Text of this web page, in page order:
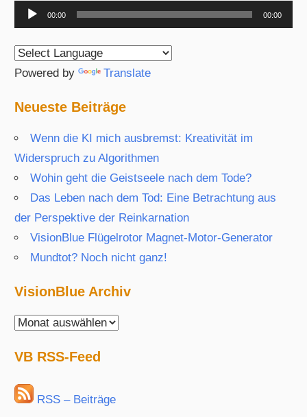
Audio-
Player
00:00 00:00
Powered by Translate
Neueste Beiträge
Wenn die KI mich ausbremst: Kreativität im
Widerspruch zu Algorithmen
Wohin geht die Geistseele nach dem Tode?
Das Leben nach dem Tod: Eine Betrachtung aus
der Perspektive der Reinkarnation
VisionBlue Flügelrotor Magnet-Motor-Generator
Mundtot? Noch nicht ganz!
VisionBlue Archiv
VisionBlue
VB RSS-Feed
RSS – Beiträge